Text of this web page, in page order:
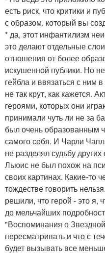
есть риск, что критики и
с образом, который вы
* да, этот инфантилизм
это делают отдельные
отношения от более
искушенной публики. Но
гейбла и ввязаться с ним
не так крут, как кажется.
героями, которых они
принимали чуть ли не за
был очень образованным
самого себя. И Чарли
не разделял судьбу
Льюис не был похож на
своих картинах. Какие-то
тождестве говорить
решили, что герой - это я,
до мельчайших
"Воспоминания о
пересматривать и что с
будет вызывать все